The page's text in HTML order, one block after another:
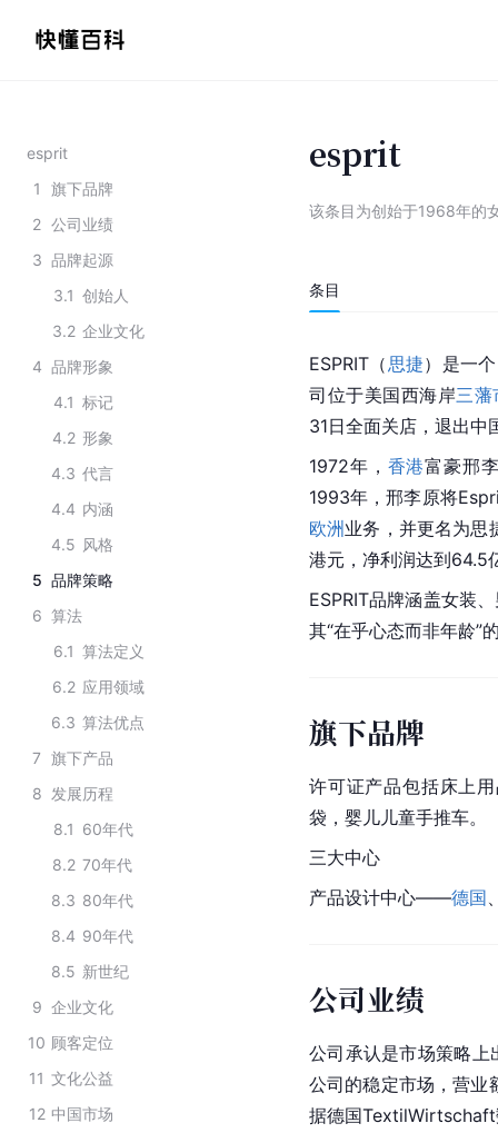
esprit
1
旗下品牌
2 公司业绩
3 品牌起源
3.1 创始人
3.2 企业文化
4 品牌形象
4.1 标记
4.2 形象
4.3 代言
4.4 内涵
4.5 风格
5 品牌策略
6 算法
6.1 算法定义
6.2 应用领域
6.3 算法优点
7 旗下产品
8 发展历程
8.1 60年代
8.2 70年代
8.3 80年代
8.4 90年代
8.5 新世纪
9 企业文化
10 顾客定位
11 文化公益
12 中国市场
esprit
该条目为创始于1968年的
条目
ESPRIT（ 思捷）是一
司位于美国西海岸三藩
31日全面关店，退出中
1972年， 香港富豪邢
1993年，邢李原将
欧洲业务，并更名为思
港元，净利润达到64.5
ESPRIT品牌涵盖女装
其“在乎心态而非年龄”
旗下品牌
许可证产品包括床上
袋，婴儿儿童手推车。
三大中心
产品设计中心——德国
公司业绩
公司承认是市场策略
公司的稳定市场，营业
据德国TextilWirtschaft